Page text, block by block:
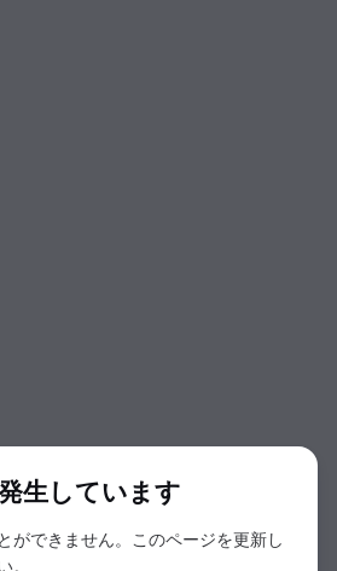
生しています
ができません。このページを更新し